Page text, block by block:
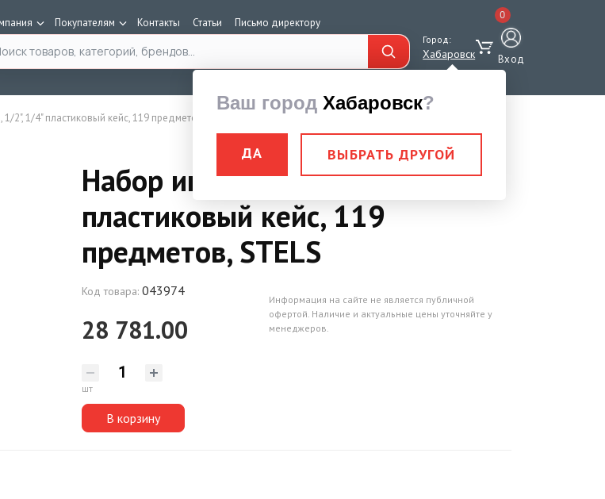
Покупателям Контакты Статьи Письмо директору
по каталогу Город:
Хабаровск
Ваш город Хабаровск?
ДА ВЫБРАТЬ ДРУГОЙ
0
Вход
2", 1/4" пластиковый кейс, 119 предметов, STELS
Набор инструментов, 1/2", 1/4"
пластиковый кейс, 119
предметов, STELS
Код товара: 043974
28 781.00
шт
В корзину
Информация на сайте не является публичной
офертой. Наличие и актуальные цены уточняйте у
менеджеров.